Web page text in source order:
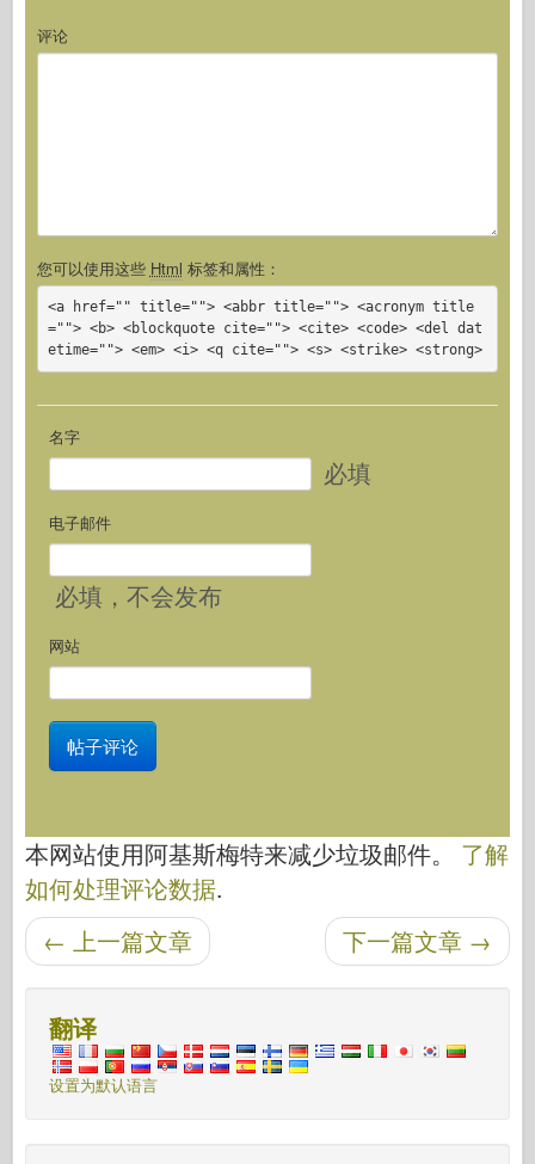
评论
您可以使用这些 Html 标签和属性：
<a href="" title=""> <abbr title=""> <acronym title
=""> <b> <blockquote cite=""> <cite> <code> <del dat
etime=""> <em> <i> <q cite=""> <s> <strike> <strong>
名字
必填
电子邮件
必填 ，不会发布
网站
本网站使用阿基斯梅特来减少垃圾邮件。 了解
如何处理评论数据.
后导航 下一篇文章 →
← 上一篇文章
翻译
设置为默认语言